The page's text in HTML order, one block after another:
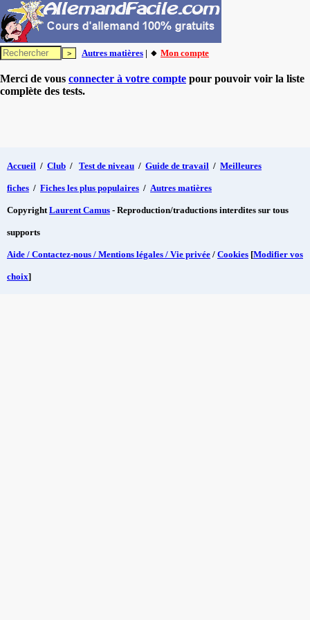
Autres matières | 🔸 Mon compte
Merci de vous connecter à votre compte pour pouvoir voir la liste
complète des tests.
Accueil / Club / Test de niveau / Guide de travail / Meilleures
fiches / Fiches les plus populaires / Autres matières
CopyrightLaurent Camus - Reproduction/traductions interdites sur tous
supports
Aide / Contactez-nous / Mentions légales / Vie privée / Cookies [Modifier vos
choix]